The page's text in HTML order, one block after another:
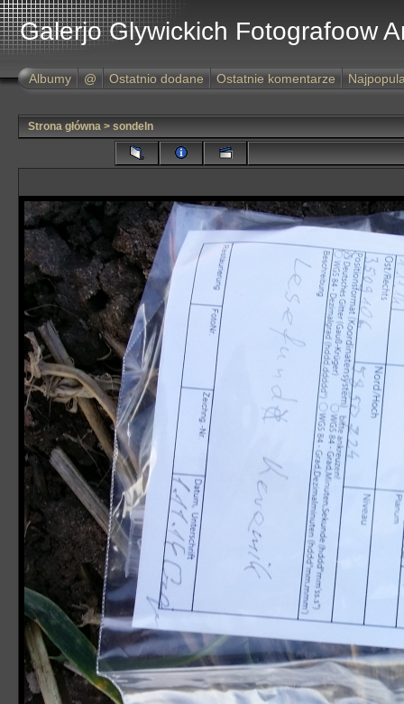
Galerjo Glywickich Fotografoow
Albumy @ Ostatnio dodane Ostatnie komentarze
Strona główna > sondeln